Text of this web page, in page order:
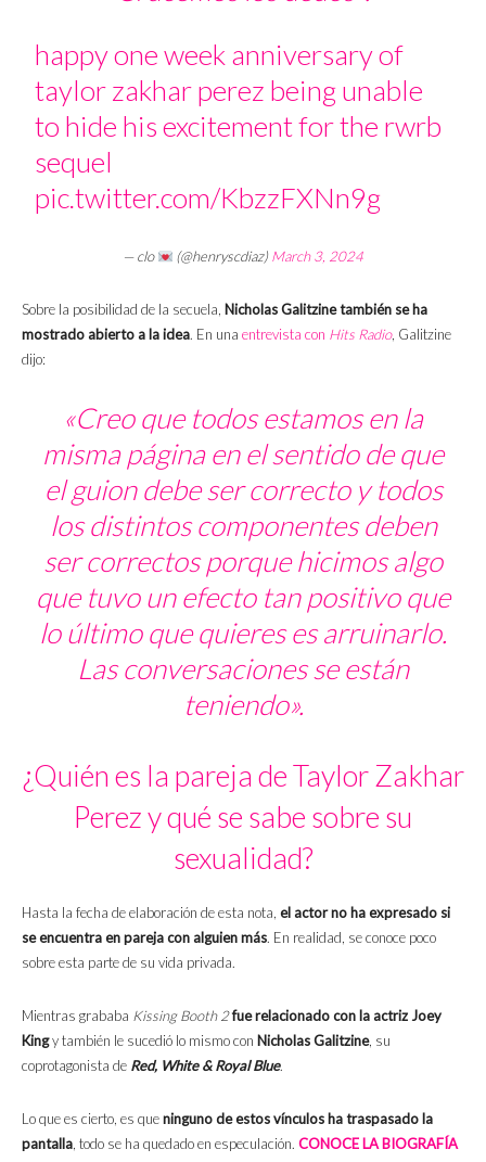
happy one week anniversary of
taylor zakhar perez being unable
to hide his excitement for the rwrb
sequel
pic.twitter.com/KbzzFXNn9g
— clo (@henryscdiaz)March 3, 2024
Sobre la posibilidad de la secuela, Nicholas Galitzine también se ha
mostrado abierto a la idea. En una entrevista con Hits Radio, Galitzine
dijo:
«Creo que todos estamos en la
misma página en el sentido de que
el guion debe ser correcto y todos
los distintos componentes deben
ser correctos porque hicimos algo
que tuvo un efecto tan positivo que
lo último que quieres es arruinarlo.
Las conversaciones se están
teniendo».
¿Quién es la pareja de Taylor Zakhar
Perez y qué se sabe sobre su
sexualidad?
Hasta la fecha de elaboración de esta nota, el actor no ha expresado si
se encuentra en pareja con alguien más. En realidad, se conoce poco
sobre esta parte de su vida privada.
Mientras grababa Kissing Booth 2fue relacionado con la actriz Joey
Kingy también le sucedió lo mismo con Nicholas Galitzine, su
coprotagonista de Red, White & Royal Blue.
Lo que es cierto, es queninguno de estos vínculos ha traspasado la
pantalla, todo se ha quedado en especulación. CONOCE LA BIOGRAFÍA